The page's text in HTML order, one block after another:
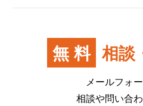
無料 相談
メールフォ
相談や問い合